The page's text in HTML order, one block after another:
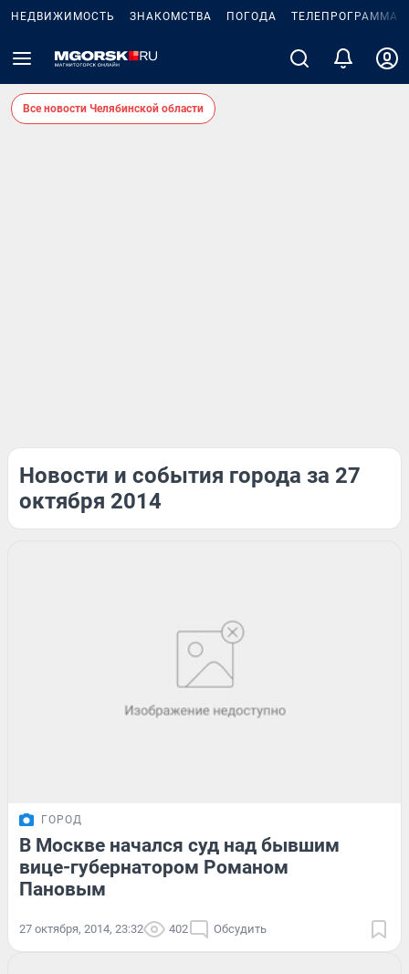
НЕДВИЖИМОСТЬ ЗНАКОМСТВА ПОГОДА ТЕЛЕПРОГРАММА
Все новости Челябинской области
Новости и события города за 27
октября 2014
ГОРОД
В Москве начался суд над бывшим
вице-губернатором Романом
Пановым
27 октября, 2014, 23:32 402 Обсудить